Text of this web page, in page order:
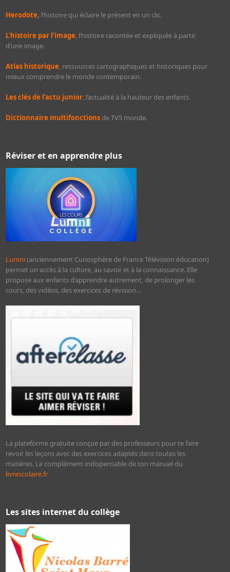
Herodote, l’histoire qui éclaire le présent en un clic.
L’histoire par l’image, l’histoire racontée et expliquée à partir
d’une image.
Atlas historique, ressources cartographiques et historiques pour
mieux comprendre le monde contemporain.
Les clés de l’actu junior, l’actualité à la hauteur des enfants.
Dictionnaire multifonctions de TV5 monde.
Réviser et en apprendre plus
Lumni(anciennement Curiosphère de France Télévision éducation)
permet un accès à la culture, au savoir et à la connaissance. Elle
propose aux enfants d’apprendre autrement, de prolonger les
cours, des vidéos, des exercices de révision…
La plateforme gratuite conçue par des professeurs pour te faire
revoir les leçons avec des exercices adaptés dans toutes les
matières. Le complément indispensable de ton manuel du
livrescolaire.fr
Les sites internet du collège